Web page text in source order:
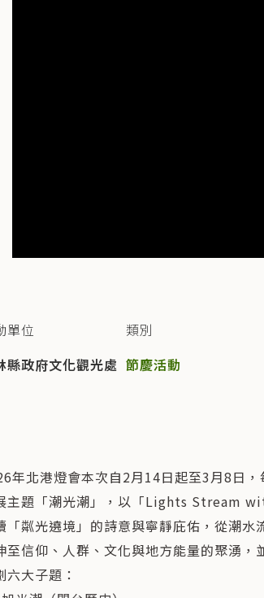
單位
縣政府文化觀光處
類別
節慶活動
年北港燈會本次自2月14日起至3月8日，
主題「潮光潮」，以「Lights Stream
「粼光遶境」的詩意與寧靜庇佑，從潮水
至信仰、人群、文化與地方能量的聚湧，
六大子題：